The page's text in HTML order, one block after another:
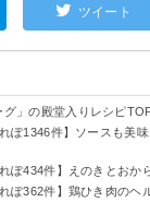
ツイート
グ」の殿堂入りレシピ
ぽ1346件】ソースも美
ぽ434件】えのきとおか
ぽ362件】鶏ひき肉のヘ